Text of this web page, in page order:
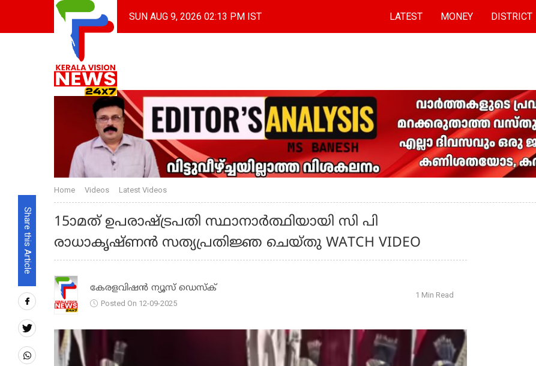
SUN AUG 9, 2026 02:13 PM IST LATEST MONEY DISTRICT
Share this Article
Home Videos Latest Videos
15ാമത് ഉപരാഷ്ട്രപതി സ്ഥാനാര്‍ത്ഥിയായി സി പി
രാധാകൃഷ്ണന്‍ സത്യപ്രതിജ്ഞ ചെയ്തു WATCH VIDEO
കേരളവിഷൻ ന്യൂസ് ഡെസ്‌ക്
Posted On 12-09-2025
1 Min Read